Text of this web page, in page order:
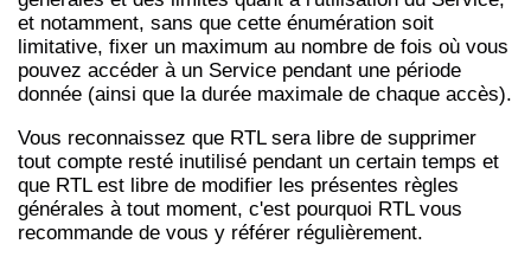
et notamment, sans que cette énumération soit
limitative, fixer un maximum au nombre de fois où vous
pouvez accéder à un Service pendant une période
donnée (ainsi que la durée maximale de chaque accès).
Vous reconnaissez que RTL sera libre de supprimer
tout compte resté inutilisé pendant un certain temps et
que RTL est libre de modifier les présentes règles
générales à tout moment, c'est pourquoi RTL vous
recommande de vous y référer régulièrement.